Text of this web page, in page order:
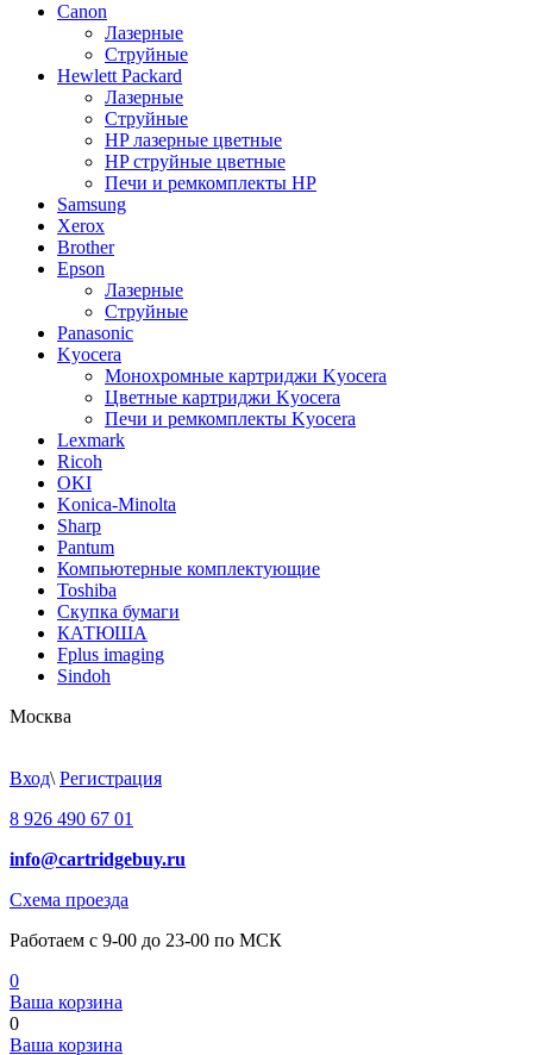
Canon
Лазерные
Струйные
Hewlett Packard
Лазерные
Струйные
HP лазерные цветные
HP струйные цветные
Печи и ремкомплекты HP
Samsung
Xerox
Brother
Epson
Лазерные
Струйные
Panasonic
Kyocera
Монохромные картриджи Kyocera
Цветные картриджи Kyocera
Печи и ремкомплекты Kyocera
Lexmark
Ricoh
OKI
Konica-Minolta
Sharp
Pantum
Компьютерные комплектующие
Toshiba
Скупка бумаги
КАТЮША
Fplus imaging
Sindoh
Москва
Вход\ Регистрация
8 926 490 67 01
info@cartridgebuy.ru
Схема проезда
Работаем с 9-00 до 23-00 по МСК
0
Ваша корзина
0
Ваша корзина